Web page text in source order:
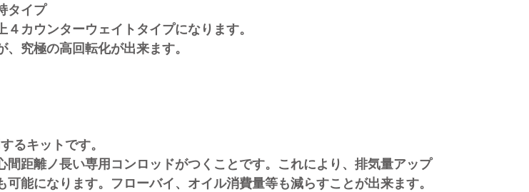
タイプ
ウンターウェイトタイプになります。
極の高回転化が出来ます。
キットです。
ノ長い専用コンロッドがつくことです。これにより、排気量アップ
なります。フローバイ、オイル消費量等も減らすことが出来ます。